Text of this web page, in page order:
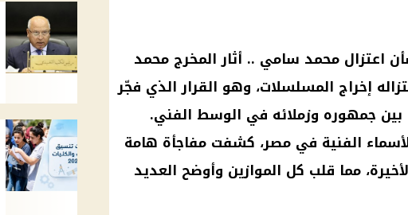
اعتزال محمد سامي .. أثار المخرج محمد
إخراج المسلسلات، وهو القرار الذي فجّر
بين جمهوره وزملائه في الوسط الفني.
الفنية في مصر، كشفت مفاجأة هامة
مما قلب كل الموازين وأوضح العديد